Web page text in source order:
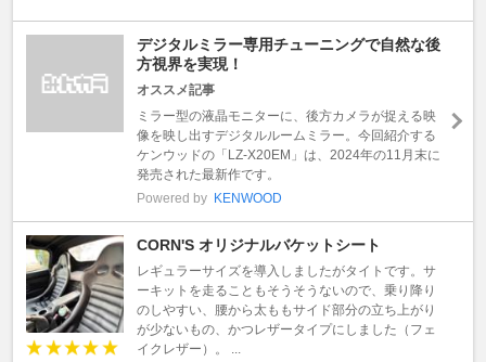
デジタルミラー専用チューニングで自然な後
方視界を実現！
オススメ記事
ミラー型の液晶モニターに、後方カメラが捉える映
像を映し出すデジタルルームミラー。今回紹介する
ケンウッドの「LZ-X20EM」は、2024年の11月末に
発売された最新作です。
Powered by KENWOOD
CORN'S オリジナルバケットシート
レギュラーサイズを導入しましたがタイトです。サ
ーキットを走ることもそうそうないので、乗り降り
のしやすい、腰から太ももサイド部分の立ち上がり
が少ないもの、かつレザータイプにしました（フェ
イクレザー）。 ...